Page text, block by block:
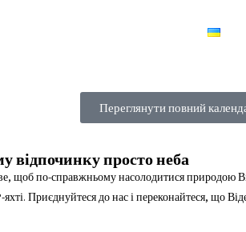
Переглянути повний
відпочинку просто неба
щоб по-справжньому насолодитися природою
Приєднуйтеся до нас і переконайтеся, що